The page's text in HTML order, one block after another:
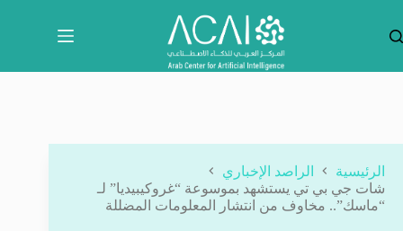
المحتوى
الرئيسية
الراصد الإخباري
شات جي بي تي يستشهد بموسوعة “غروكيبيديا” لـ
“ماسك”.. مخاوف من انتشار المعلومات المضللة